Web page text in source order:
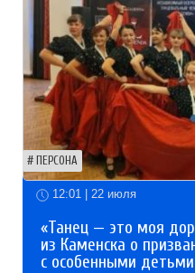
ПЕРСОНА
12:01 | 22 июля
«Танец — это моя
из Каменска о
с особенными детьми